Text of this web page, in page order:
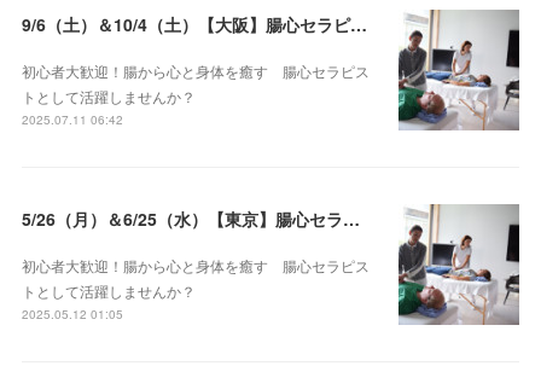
9/6（土）＆10/4（土）【大阪】腸心セラピスト養成コース《２日間コース》開講決定
初心者大歓迎！腸から心と身体を癒す 腸心セラピス
トとして活躍しませんか？
2025.07.11 06:42
5/26（月）＆6/25（水）【東京】腸心セラピスト養成コース《２日間コース》開講決定
初心者大歓迎！腸から心と身体を癒す 腸心セラピス
トとして活躍しませんか？
2025.05.12 01:05